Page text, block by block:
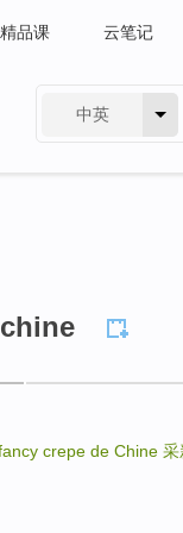
品课 云笔记
中英
crepe de Chine 采